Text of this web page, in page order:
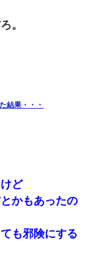
。
結果・・・
ど
かもあったの
も邪険にする